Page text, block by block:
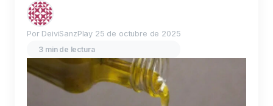
Por DeiviSanzPlay 25 de octubre de 2025
3 min de lectura